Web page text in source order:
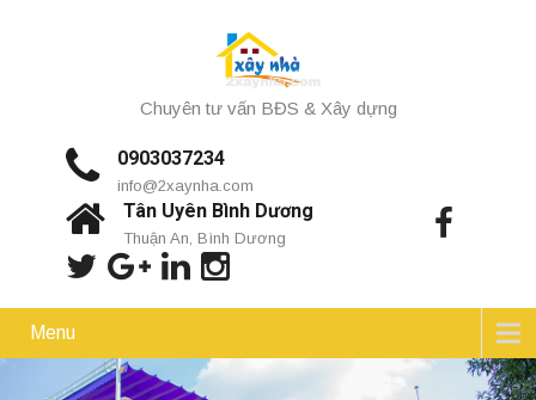
Chuyên tư vấn BĐS & Xây dựng
0903037234
info@2xaynha.com
Tân Uyên Bình Dương
Thuận An, Bình Dương
Menu